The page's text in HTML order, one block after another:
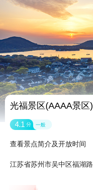
光福景区(AAAA景区)
4.1 分 一般
查看景点简介及开放时间
江苏省苏州市吴中区福湖路